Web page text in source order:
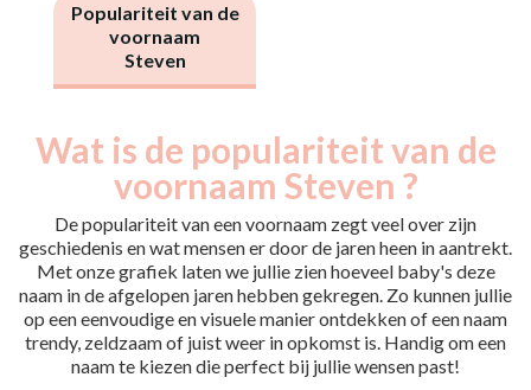
Populariteit van de
voornaam
Steven
Wat is de populariteit van de
voornaam Steven ?
De populariteit van een voornaam zegt veel over zijn
geschiedenis en wat mensen er door de jaren heen in aantrekt.
Met onze grafiek laten we jullie zien hoeveel baby's deze
naam in de afgelopen jaren hebben gekregen. Zo kunnen jullie
op een eenvoudige en visuele manier ontdekken of een naam
trendy, zeldzaam of juist weer in opkomst is. Handig om een
naam te kiezen die perfect bij jullie wensen past!
Année
Nouveaux-
nés
2010
18
2011
11
2012
11
2013
7
2014
9
2015
8
10